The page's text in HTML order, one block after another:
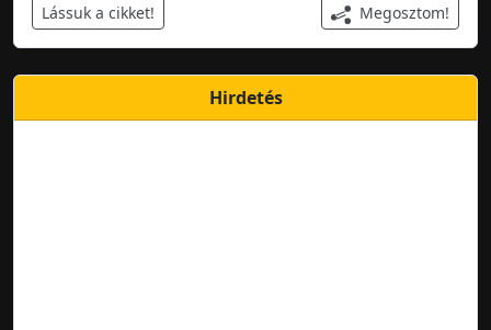
Lássuk a cikket! Megosztom!
Hirdetés